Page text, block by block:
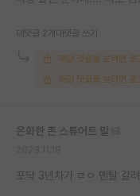
대댓글 2개 대댓글 쓰기
해당 댓글을 보려면 로
해당 댓글을 보려면 로
온화한 존 스튜어트 밀
포닥 3년차가 ㄹㅇ 멘탈 갈